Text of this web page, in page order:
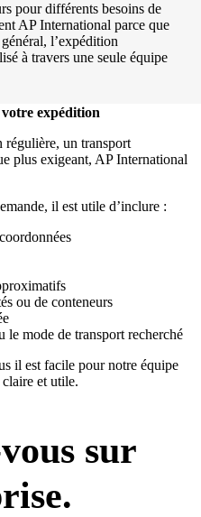
pour différents besoins de
AP International parce que
l’expédition
à travers une seule équipe
expédition
un transport
plus exigeant, AP International
il est utile d’inclure :
ou de conteneurs
le mode de transport recherché
il est facile pour notre équipe
et utile.
sur